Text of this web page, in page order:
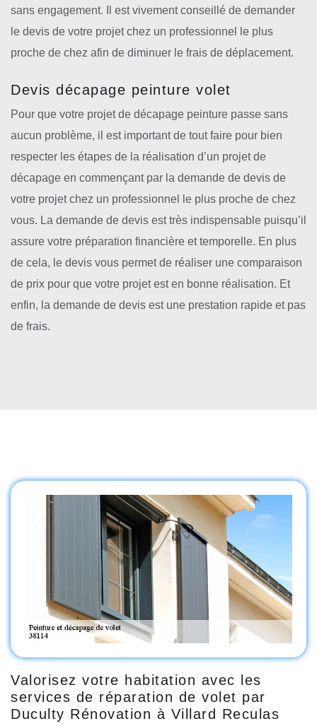
sans engagement. Il est vivement conseillé de demander
le devis de votre projet chez un professionnel le plus
proche de chez afin de diminuer le frais de déplacement.
Devis décapage peinture volet
Pour que votre projet de décapage peinture passe sans
aucun problème, il est important de tout faire pour bien
respecter les étapes de la réalisation d’un projet de
décapage en commençant par la demande de devis de
votre projet chez un professionnel le plus proche de chez
vous. La demande de devis est très indispensable puisqu’il
assure votre préparation financière et temporelle. En plus
de cela, le devis vous permet de réaliser une comparaison
de prix pour que votre projet est en bonne réalisation. Et
enfin, la demande de devis est une prestation rapide et pas
de frais.
Valorisez votre habitation avec les
services de réparation de volet par
Duculty Rénovation à Villard Reculas